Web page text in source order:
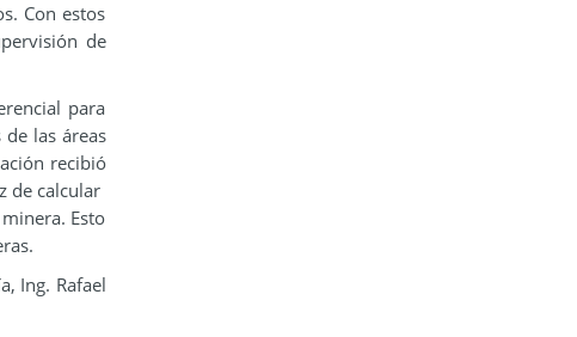
Con estos
de
para
las áreas
recibió
de calcular
Esto
Ing. Rafael